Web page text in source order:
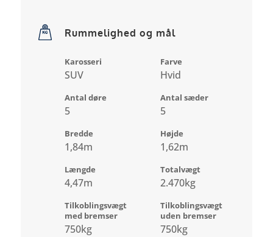
Rummelighed og mål
Karosseri
SUV
Farve
Hvid
Antal døre
5
Antal sæder
5
Bredde
1,84m
Højde
1,62m
Længde
4,47m
Totalvægt
2.470kg
Tilkoblingsvægt
med bremser
750kg
Tilkoblingsvægt
uden bremser
750kg